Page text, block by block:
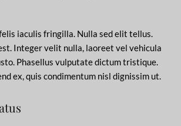
iaculis fringilla. Nulla sed elit tellus.
Integer velit nulla, laoreet vel vehicula
Phasellus vulputate dictum tristique.
ex, quis condimentum nisl dignissim ut.